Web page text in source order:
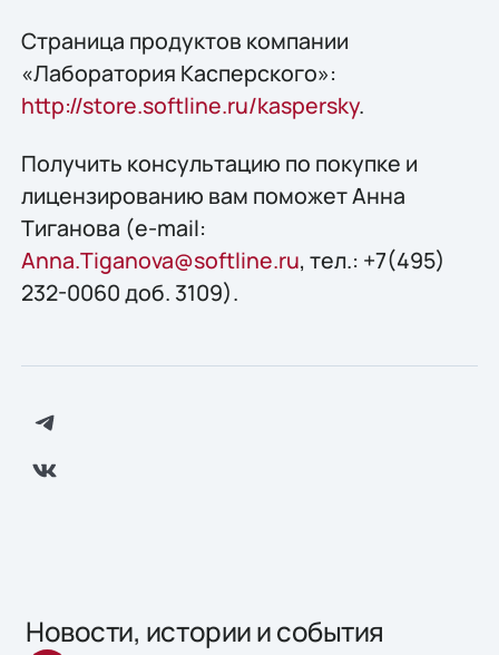
Страница продуктов компании
«Лаборатория Касперского»:
http://store.softline.ru/kaspersky.
Получить консультацию по покупке и
лицензированию вам поможет Анна
Тиганова (e-mail:
Anna.Tiganova@softline.ru, тел.: +7(495)
232-0060 доб. 3109).
Новости, истории и события